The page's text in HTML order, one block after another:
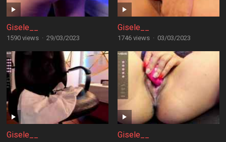
Gisele__
1590 views · 29/03/2023
Gisele__
1746 views · 03/03/2023
Gisele__ Gisele__